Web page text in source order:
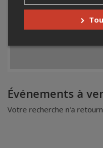
Événements à
Votre recherche n'a